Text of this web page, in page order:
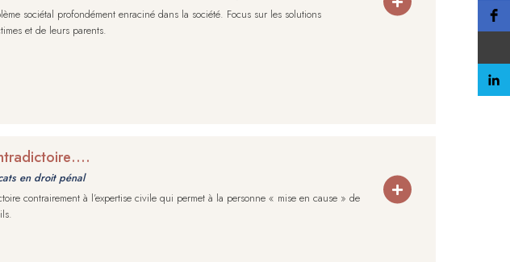
sociétal profondément enraciné dans la société. Focus sur les solutions
et de leurs parents.
en droit pénal
contrairement à l’expertise civile qui permet à la personne « mise en cause » de